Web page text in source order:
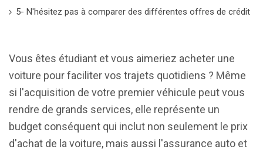
5- N'hésitez pas à comparer des différentes offres de crédit
Vous êtes étudiant et vous aimeriez acheter une
voiture pour faciliter vos trajets quotidiens ? Même
si l'acquisition de votre premier véhicule peut vous
rendre de grands services, elle représente un
budget conséquent qui inclut non seulement le prix
d'achat de la voiture, mais aussi l'assurance auto et